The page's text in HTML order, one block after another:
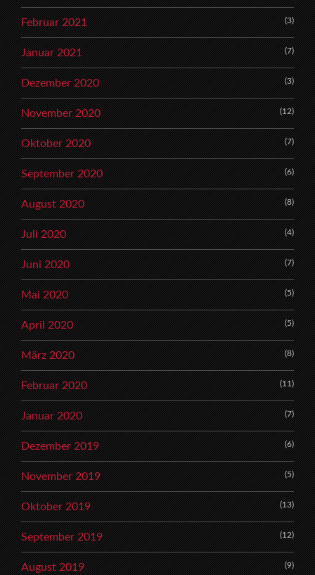
Februar 2021 (3)
Januar 2021 (7)
Dezember 2020 (3)
November 2020 (12)
Oktober 2020 (7)
September 2020 (6)
August 2020 (8)
Juli 2020 (4)
Juni 2020 (7)
Mai 2020 (5)
April 2020 (5)
März 2020 (8)
Februar 2020 (11)
Januar 2020 (7)
Dezember 2019 (6)
November 2019 (5)
Oktober 2019 (13)
September 2019 (12)
August 2019 (9)